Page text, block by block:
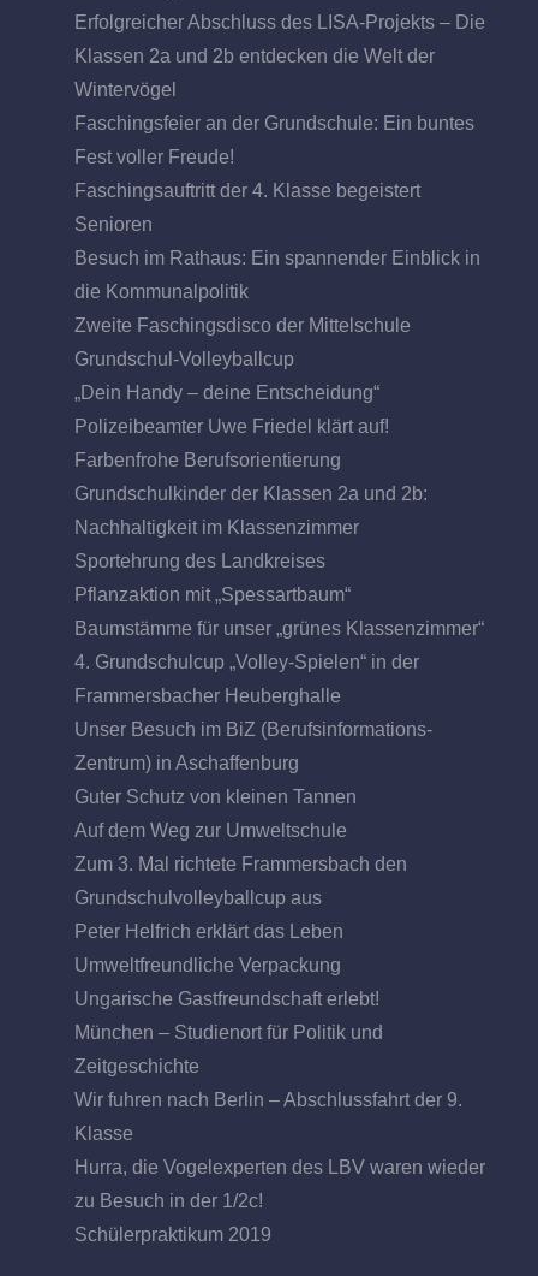
Erfolgreicher Abschluss des LISA-Projekts – Die
Klassen 2a und 2b entdecken die Welt der
Wintervögel
Faschingsfeier an der Grundschule: Ein buntes
Fest voller Freude!
Faschingsauftritt der 4. Klasse begeistert
Senioren
Besuch im Rathaus: Ein spannender Einblick in
die Kommunalpolitik
Zweite Faschingsdisco der Mittelschule
Grundschul-Volleyballcup
„Dein Handy – deine Entscheidung“
Polizeibeamter Uwe Friedel klärt auf!
Farbenfrohe Berufsorientierung
Grundschulkinder der Klassen 2a und 2b:
Nachhaltigkeit im Klassenzimmer
Sportehrung des Landkreises
Pflanzaktion mit „Spessartbaum“
Baumstämme für unser „grünes Klassenzimmer“
4. Grundschulcup „Volley-Spielen“ in der
Frammersbacher Heuberghalle
Unser Besuch im BiZ (Berufsinformations-
Zentrum) in Aschaffenburg
Guter Schutz von kleinen Tannen
Auf dem Weg zur Umweltschule
Zum 3. Mal richtete Frammersbach den
Grundschulvolleyballcup aus
Peter Helfrich erklärt das Leben
Umweltfreundliche Verpackung
Ungarische Gastfreundschaft erlebt!
München – Studienort für Politik und
Zeitgeschichte
Wir fuhren nach Berlin – Abschlussfahrt der 9.
Klasse
Hurra, die Vogelexperten des LBV waren wieder
zu Besuch in der 1/2c!
Schülerpraktikum 2019